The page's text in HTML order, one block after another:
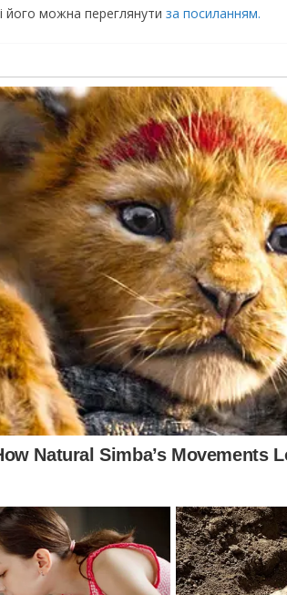
його можна переглянути за посиланням.